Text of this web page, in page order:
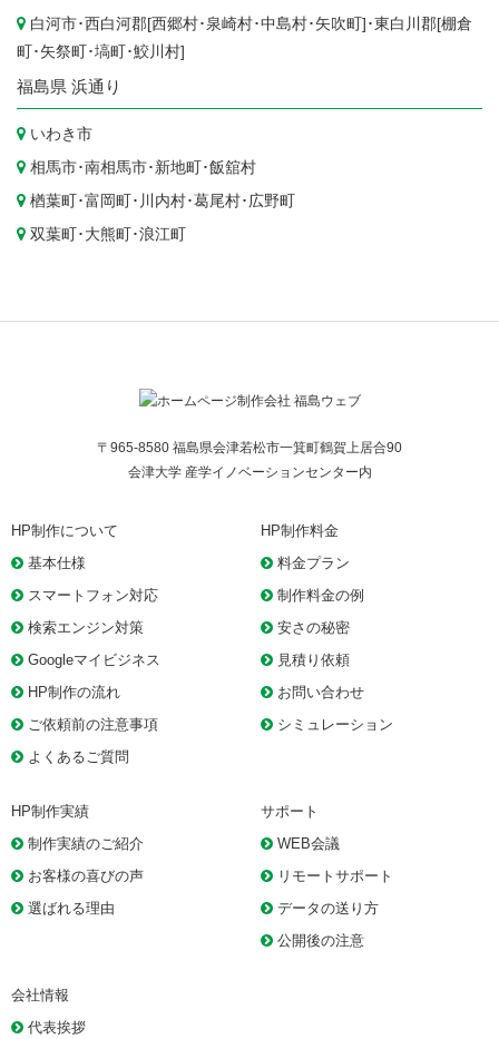
白河市･西白河郡[西郷村･ 泉崎村･中島村･ 矢吹町]･東白川郡[棚倉
町･ 矢祭町･塙町･鮫川村]
福島県 浜通り
いわき市
相馬市･南相馬市･ 新地町･飯舘村
楢葉町･富岡町･ 川内村･葛尾村･ 広野町
双葉町･ 大熊町･浪江町
〒965-8580 福島県会津若松市一箕町鶴賀上居合90
会津大学 産学イノベーションセンター内
HP制作について
基本仕様
スマートフォン対応
検索エンジン対策
Googleマイビジネス
HP制作の流れ
ご依頼前の注意事項
よくあるご質問
HP制作料金
料金プラン
制作料金の例
安さの秘密
見積り依頼
お問い合わせ
シミュレーション
HP制作実績
制作実績のご紹介
お客様の喜びの声
選ばれる理由
サポート
WEB会議
リモートサポート
データの送り方
公開後の注意
会社情報
代表挨拶